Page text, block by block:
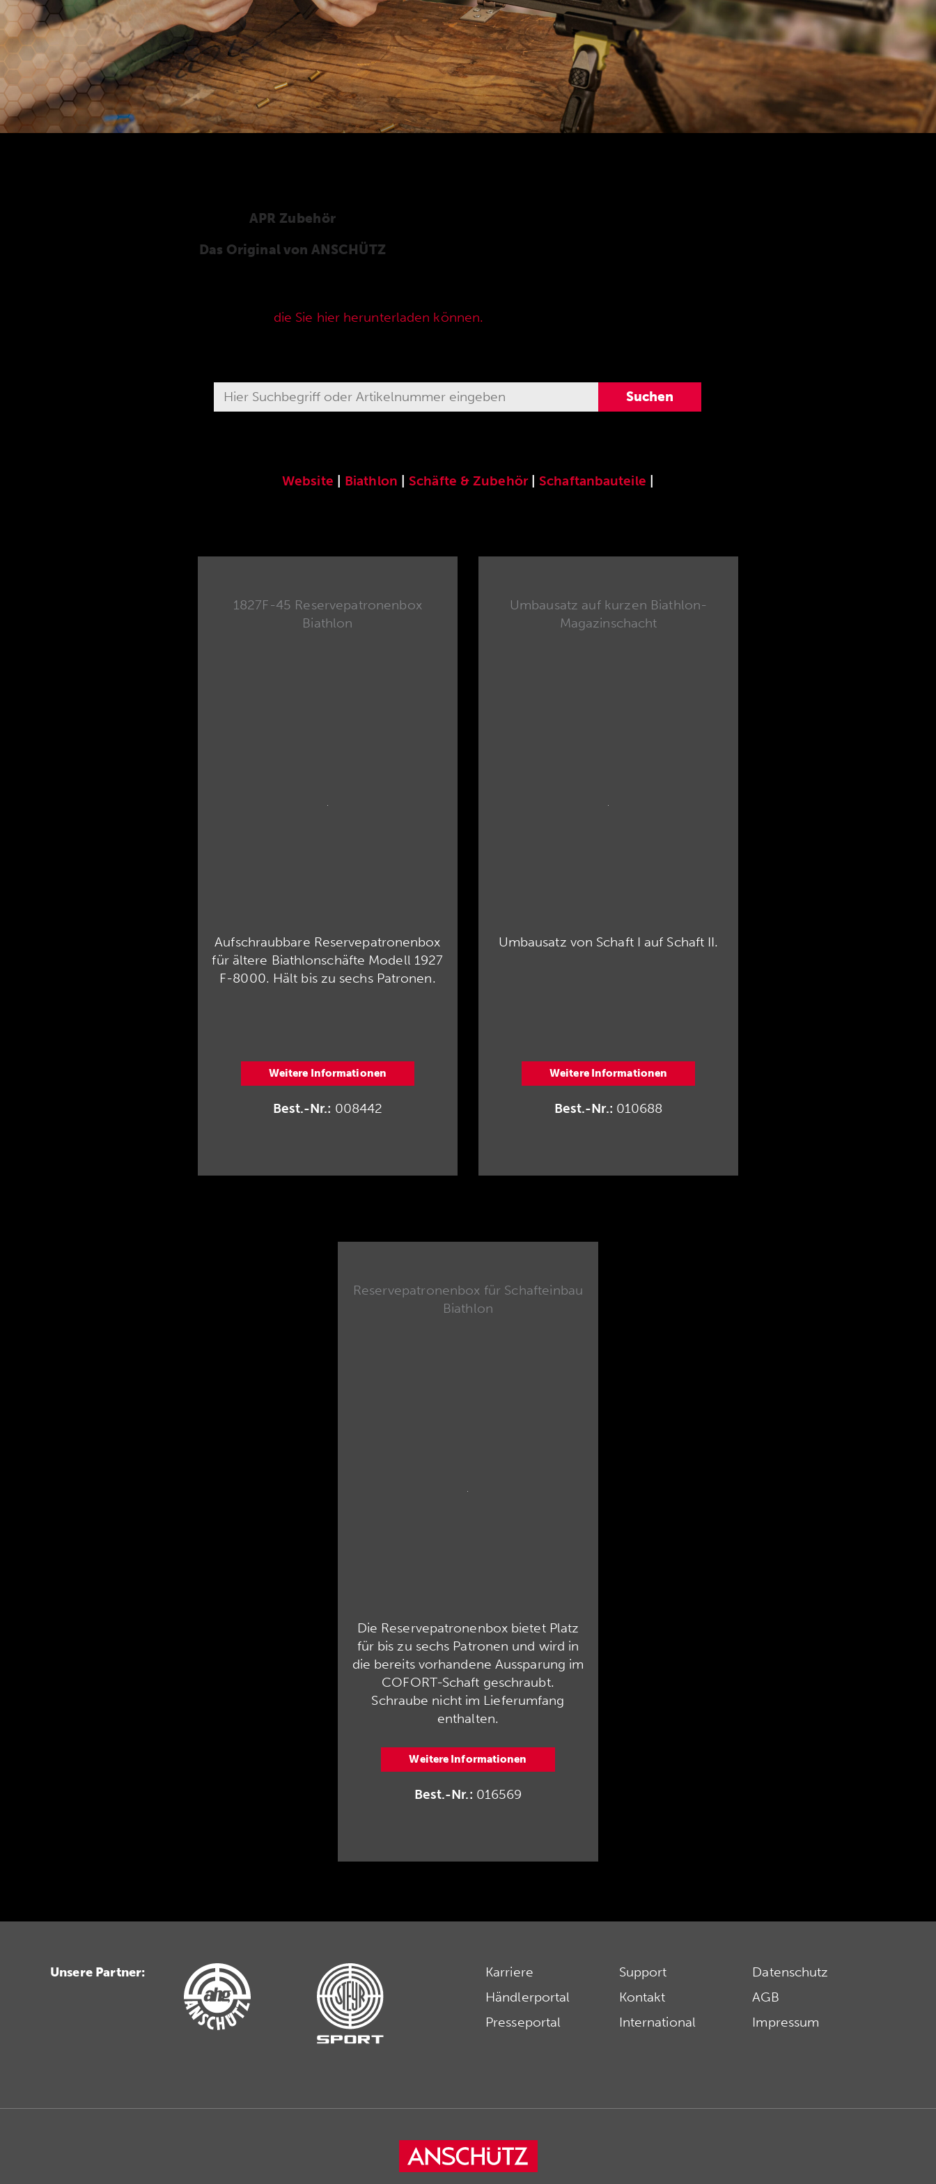
APR Zubehör
Das Original von ANSCHÜTZ
die Sie hier herunterladen können.
Website Biathlon Schäfte & Zubehör| Schaftanbauteile
1827F-45 Reservepatronenbox
Biathlon
Aufschraubbare Reservepatronenbox
für ältere Biathlonschäfte Modell 1927
F-8000. Hält bis zu sechs Patronen.
Weitere Informationen
Best.-Nr.: 008442
Umbausatz auf kurzen Biathlon-
Magazinschacht
Umbausatz von Schaft I auf Schaft II.
Weitere Informationen
Best.-Nr.: 010688
Reservepatronenbox für Schafteinbau
Biathlon
Die Reservepatronenbox bietet Platz
für bis zu sechs Patronen und wird in
die bereits vorhandene Aussparung im
COFORT-Schaft geschraubt.
Schraube nicht im Lieferumfang
enthalten.
Weitere Informationen
Best.-Nr.: 016569
Unsere Partner:
Karriere
Händlerportal
Presseportal
Support
Kontakt
International
Datenschutz
AGB
Impressum